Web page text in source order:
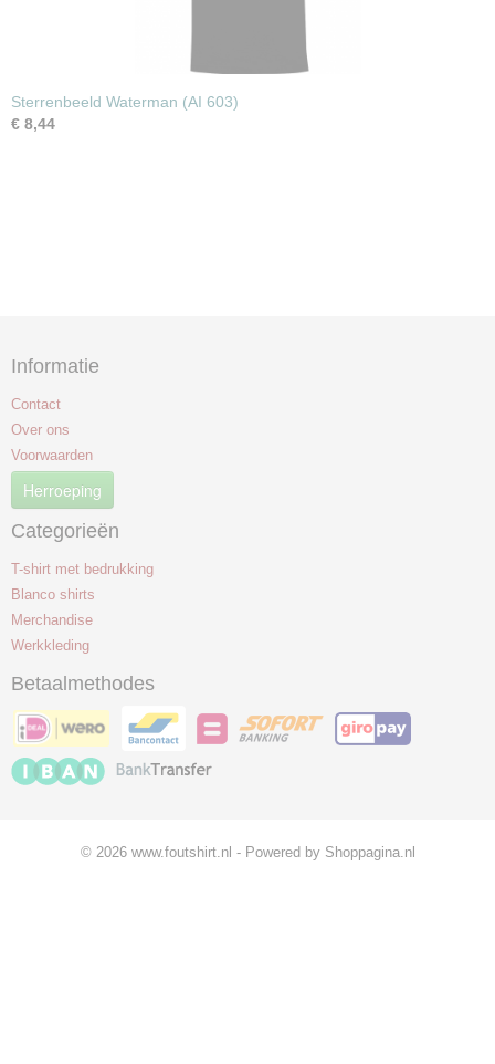
Sterrenbeeld Waterman (AI 603)
€ 8,44
Informatie
Contact
Over ons
Voorwaarden
Herroeping
Categorieën
T-shirt met bedrukking
Blanco shirts
Merchandise
Werkkleding
Betaalmethodes
© 2026 www.foutshirt.nl - Powered by Shoppagina.nl